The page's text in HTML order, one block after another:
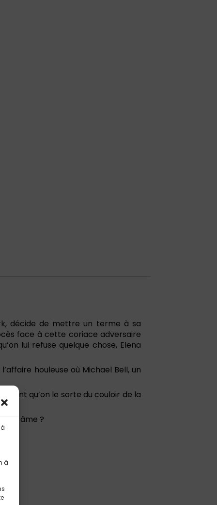
à
décide de mettre un terme à sa
face à cette coriace adversaire
lui refuse quelque chose, Elena
houleuse où Michael Bell, un
qu’on le sorte du couloir de la
son âme ?